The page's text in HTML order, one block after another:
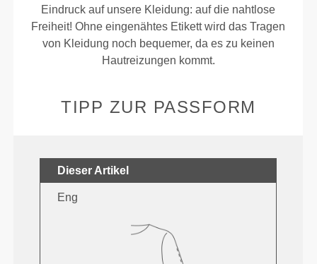
Eindruck auf unsere Kleidung: auf die nahtlose
Freiheit! Ohne eingenähtes Etikett wird das Tragen
von Kleidung noch bequemer, da es zu keinen
Hautreizungen kommt.
TIPP ZUR PASSFORM
Dieser Artikel
Eng